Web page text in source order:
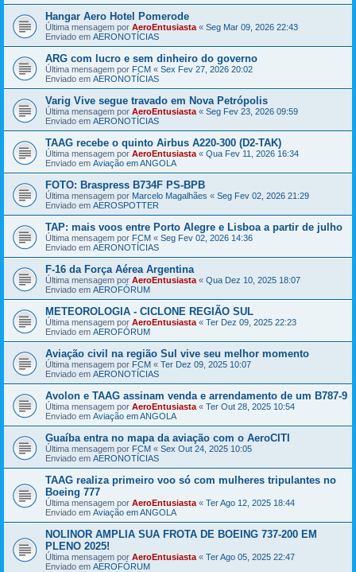
Hangar Aero Hotel Pomerode
Última mensagem por AeroEntusiasta « Seg Mar 09, 2026 22:43
Enviado em AERONOTÍCIAS
ARG com lucro e sem dinheiro do governo
Última mensagem por FCM « Sex Fev 27, 2026 20:02
Enviado em AERONOTÍCIAS
Varig Vive segue travado em Nova Petrópolis
Última mensagem por AeroEntusiasta « Seg Fev 23, 2026 09:59
Enviado em AERONOTÍCIAS
TAAG recebe o quinto Airbus A220-300 (D2-TAK)
Última mensagem por AeroEntusiasta « Qua Fev 11, 2026 16:34
Enviado em Aviação em ANGOLA
FOTO: Braspress B734F PS-BPB
Última mensagem por Marcelo Magalhães « Seg Fev 02, 2026 21:29
Enviado em AEROSPOTTER
TAP: mais voos entre Porto Alegre e Lisboa a partir de julho
Última mensagem por FCM « Seg Fev 02, 2026 14:36
Enviado em AERONOTÍCIAS
F-16 da Força Aérea Argentina
Última mensagem por AeroEntusiasta « Qua Dez 10, 2025 18:07
Enviado em AEROFÓRUM
METEOROLOGIA - CICLONE REGIÃO SUL
Última mensagem por AeroEntusiasta « Ter Dez 09, 2025 22:23
Enviado em AEROFÓRUM
Aviação civil na região Sul vive seu melhor momento
Última mensagem por FCM « Ter Dez 09, 2025 10:07
Enviado em AERONOTÍCIAS
Avolon e TAAG assinam venda e arrendamento de um B787-9
Última mensagem por AeroEntusiasta « Ter Out 28, 2025 10:54
Enviado em Aviação em ANGOLA
Guaíba entra no mapa da aviação com o AeroCITI
Última mensagem por FCM « Sex Out 24, 2025 10:05
Enviado em AERONOTÍCIAS
TAAG realiza primeiro voo só com mulheres tripulantes no
Boeing 777
Última mensagem por AeroEntusiasta « Ter Ago 12, 2025 18:44
Enviado em Aviação em ANGOLA
NOLINOR AMPLIA SUA FROTA DE BOEING 737-200 EM
PLENO 2025!
Última mensagem por AeroEntusiasta « Ter Ago 05, 2025 22:47
Enviado em AEROFÓRUM